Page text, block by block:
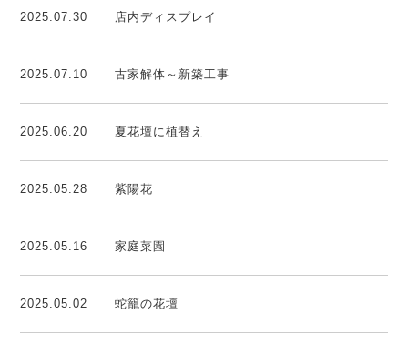
2025.07.30 店内ディスプレイ
2025.07.10 古家解体～新築工事
2025.06.20 夏花壇に植替え
2025.05.28 紫陽花
2025.05.16 家庭菜園
2025.05.02 蛇籠の花壇